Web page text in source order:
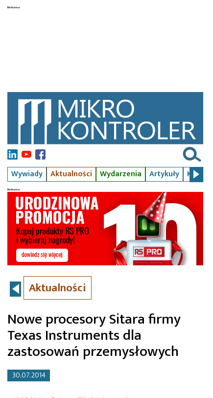
Wywiady Aktualności Wydarzenia Artykuły Kursy
Aktualności
Nowe procesory Sitara firmy
Texas Instruments dla
zastosowań przemysłowych
30.07.2014